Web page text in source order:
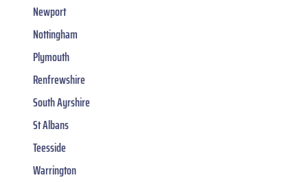
Newport
Nottingham
Plymouth
Renfrewshire
South Ayrshire
St Albans
Teesside
Warrington